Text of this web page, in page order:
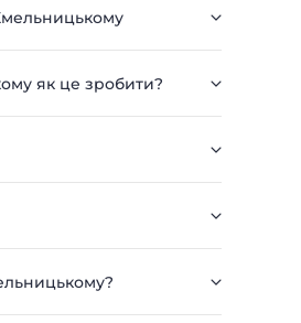
як це зробити?